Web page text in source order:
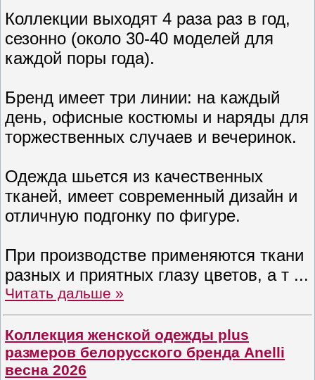
Коллекции выходят 4 раза раз в год,
сезонно (около 30-40 моделей для
каждой поры года).
Бренд имеет три линии: на каждый
день, офисные костюмы и наряды для
торжественных случаев и вечеринок.
Одежда шьется из качественных
тканей, имеет современный дизайн и
отличную подгонку по фигуре.
При производстве применяются ткани
разных и приятных глазу цветов, а т ...
Читать дальше »
Коллекция женской одежды plus
размеров белорусского бренда Anelli
весна 2026